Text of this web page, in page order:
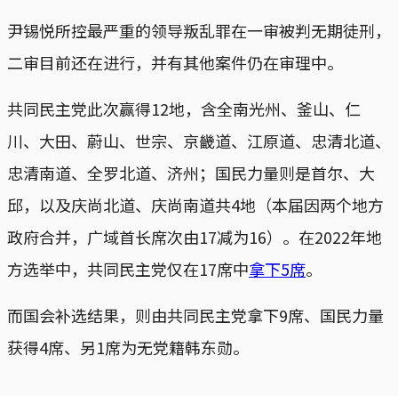
尹锡悦所控最严重的领导叛乱罪在一审被判无期徒刑，
二审目前还在进行，并有其他案件仍在审理中。
共同民主党此次赢得12地，含全南光州、釜山、仁
川、大田、蔚山、世宗、京畿道、江原道、忠清北道、
忠清南道、全罗北道、济州；国民力量则是首尔、大
邱，以及庆尚北道、庆尚南道共4地（本届因两个地方
政府合并，广域首长席次由17减为16）。在2022年地
方选举中，共同民主党仅在17席中拿下5席。
而国会补选结果，则由共同民主党拿下9席、国民力量
获得4席、另1席为无党籍韩东勋。